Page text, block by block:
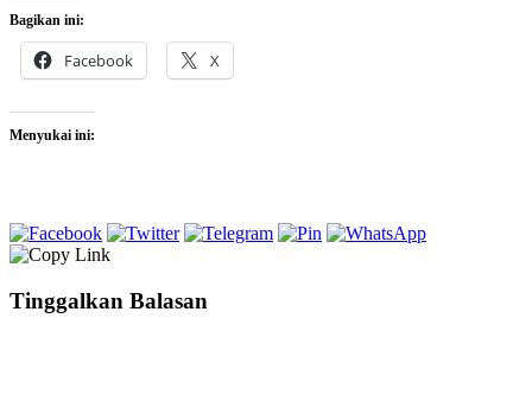
Bagikan ini:
Facebook X
Menyukai ini:
Tinggalkan Balasan